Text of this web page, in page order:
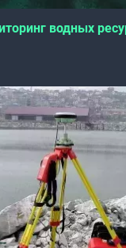
водных